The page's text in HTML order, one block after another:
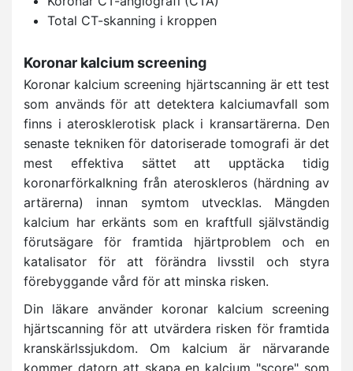
Total CT-skanning i kroppen
Koronar kalcium screening
Koronar kalcium screening hjärtscanning är ett test
som används för att detektera kalciumavfall som
finns i aterosklerotisk plack i kransartärerna. Den
senaste tekniken för datoriserade tomografi är det
mest effektiva sättet att upptäcka tidig
koronarförkalkning från ateroskleros (härdning av
artärerna) innan symtom utvecklas. Mängden
kalcium har erkänts som en kraftfull självständig
förutsägare för framtida hjärtproblem och en
katalisator för att förändra livsstil och styra
förebyggande vård för att minska risken.
Din läkare använder koronar kalcium screening
hjärtscanning för att utvärdera risken för framtida
kranskärlssjukdom. Om kalcium är närvarande
kommer datorn att skapa en kalcium "score" som